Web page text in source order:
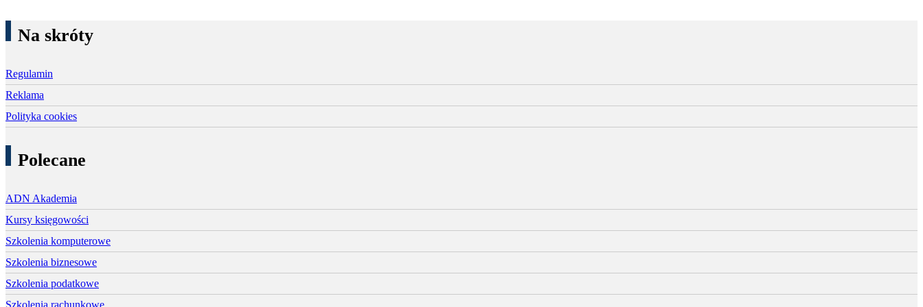
Na skróty
Regulamin
Reklama
Polityka cookies
Polecane
ADN Akademia
Kursy księgowości
Szkolenia komputerowe
Szkolenia biznesowe
Szkolenia podatkowe